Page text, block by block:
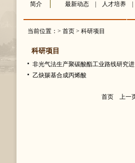
简介
最新动态 人才培养
当前位置：> 首页 > 科研项目
科研项目
非光气法生产聚碳酸酯工业路线研究
乙炔羰基合成丙烯酸
首页 上一